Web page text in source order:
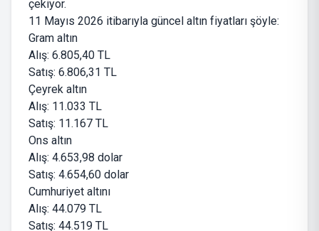
çekiyor.
11 Mayıs 2026 itibarıyla güncel altın fiyatları şöyle:
Gram altın
Alış: 6.805,40 TL
Satış: 6.806,31 TL
Çeyrek altın
Alış: 11.033 TL
Satış: 11.167 TL
Ons altın
Alış: 4.653,98 dolar
Satış: 4.654,60 dolar
Cumhuriyet altını
Alış: 44.079 TL
Satış: 44.519 TL